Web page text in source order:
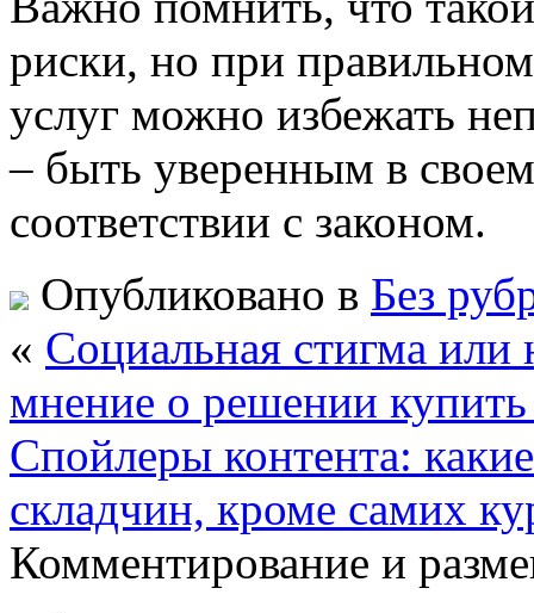
риски, но при
услуг можно избежать
– быть уверенным в
соответствии с законом.
Опубликовано в Без
« Социальная стигма
мнение о решении
Спойлеры контента:
складчин, кроме самих
Комментирование и